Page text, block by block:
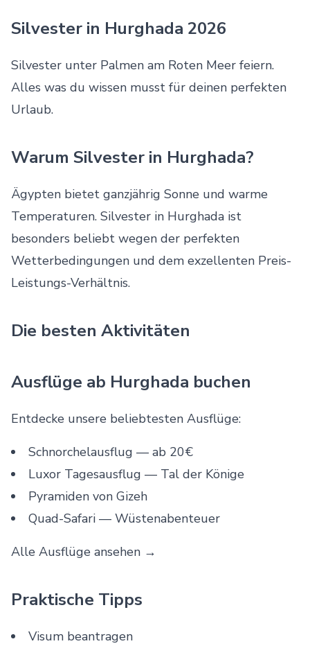
Silvester in Hurghada 2026
Silvester unter Palmen am Roten Meer feiern.
Alles was du wissen musst für deinen perfekten
Urlaub.
Warum Silvester in Hurghada?
Ägypten bietet ganzjährig Sonne und warme
Temperaturen. Silvester in Hurghada ist
besonders beliebt wegen der perfekten
Wetterbedingungen und dem exzellenten Preis-
Leistungs-Verhältnis.
Die besten Aktivitäten
Ausflüge ab Hurghada buchen
Entdecke unsere beliebtesten Ausflüge:
Schnorchelausflug — ab 20€
Luxor Tagesausflug — Tal der Könige
Pyramiden von Gizeh
Quad-Safari — Wüstenabenteuer
Alle Ausflüge ansehen →
Praktische Tipps
Visum beantragen